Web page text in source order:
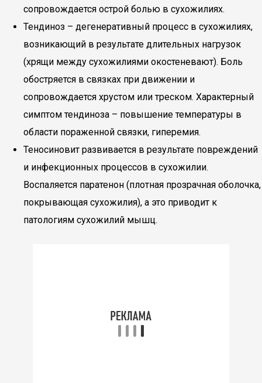
сопровождается острой болью в сухожилиях.
Тендиноз – дегенеративный процесс в сухожилиях,
возникающий в результате длительных нагрузок
(хрящи между сухожилиями окостеневают). Боль
обостряется в связках при движении и
сопровождается хрустом или треском. Характерный
симптом тендиноза – повышение температуры в
области пораженной связки, гиперемия.
Теносиновит развивается в результате повреждений
и инфекционных процессов в сухожилии.
Воспаляется паратенон (плотная прозрачная оболочка,
покрывающая сухожилия), а это приводит к
патологиям сухожилий мышц.